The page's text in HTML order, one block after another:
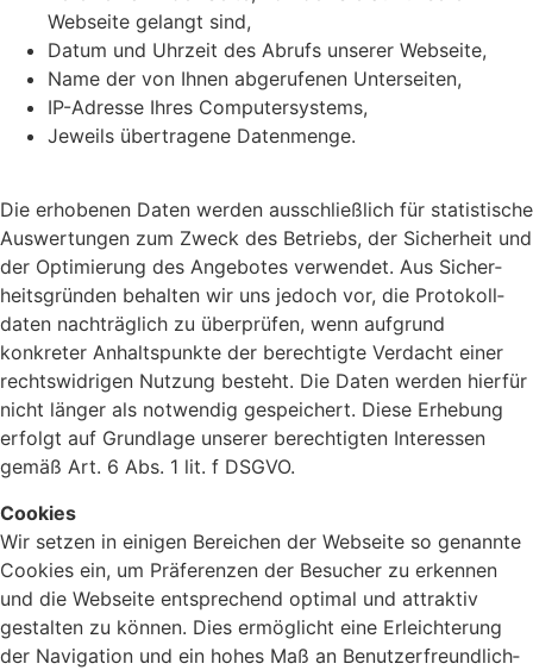
Webseite gelangt sind,
Datum und Uhrzeit des Abrufs unserer Webseite,
Name der von Ihnen abge­ru­fenen Unterseiten,
IP-Adresse Ihres Computersystems,
Jeweils über­tra­gene Datenmenge.
Die erho­benen Daten werden ausschließ­lich für statis­ti­sche
Auswer­tungen zum Zweck des Betriebs, der Sicher­heit und
der Opti­mie­rung des Ange­botes verwendet. Aus Sicher­
heits­gründen behalten wir uns jedoch vor, die Proto­koll­
daten nach­träg­lich zu über­prüfen, wenn aufgrund
konkreter Anhalts­punkte der berech­tigte Verdacht einer
rechts­wid­rigen Nutzung besteht. Die Daten werden hierfür
nicht länger als notwendig gespei­chert. Diese Erhe­bung
erfolgt auf Grund­lage unserer berech­tigten Inter­essen
gemäß Art. 6 Abs. 1 lit. f DSGVO.
Cookies
Wir setzen in einigen Berei­chen der Webseite so genannte
Cookies ein, um Präfe­renzen der Besu­cher zu erkennen
und die Webseite entspre­chend optimal und attraktiv
gestalten zu können. Dies ermög­licht eine Erleich­te­rung
der Navi­ga­tion und ein hohes Maß an Benut­zer­freund­lich­